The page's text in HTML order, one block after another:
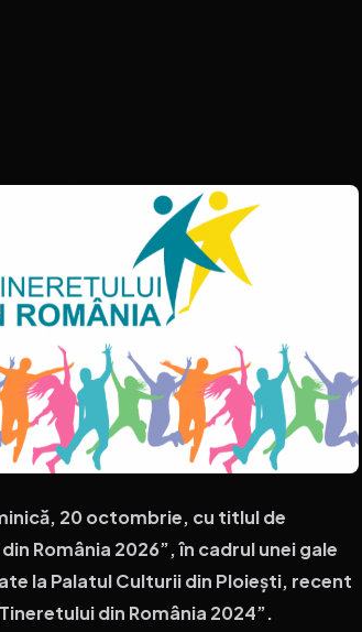
20 octombrie, cu titlul de
România 2026”, în cadrul unei gale
la Palatul Culturii din Ploiești, recent
din România 2024”.